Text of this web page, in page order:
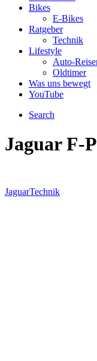
Bikes
E-Bikes
Ratgeber
Technik
Lifestyle
Auto-
Oldtimer
Was uns bewegt
YouTube
Search
Jaguar F-
JaguarTechnik